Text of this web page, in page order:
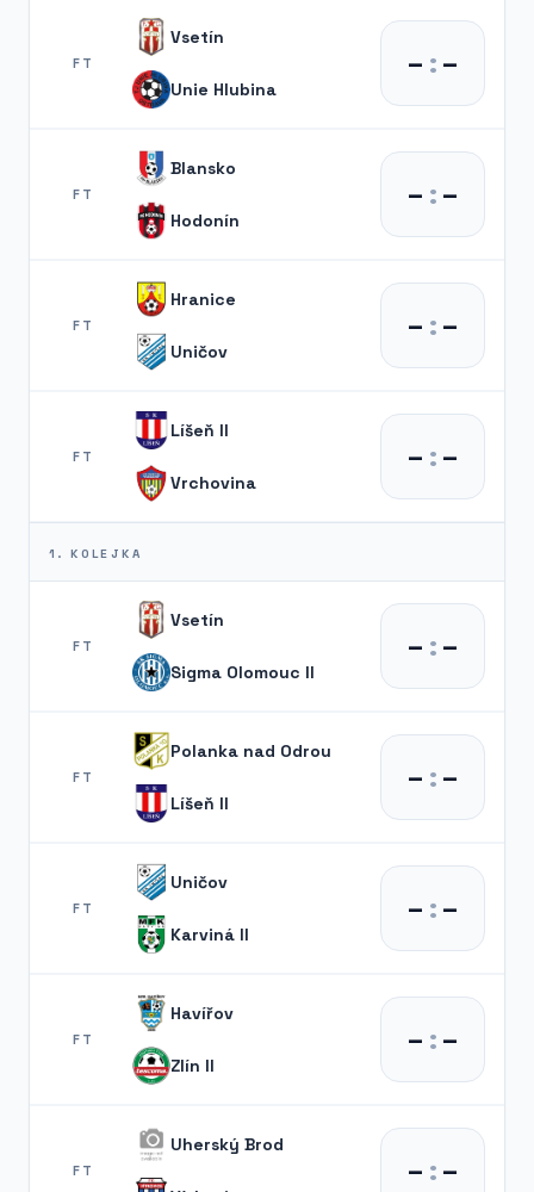
FT
Vsetín
Unie Hlubina
– :–
FT
Blansko
Hodonín
– :–
FT
Hranice
Uničov
– :–
FT
Líšeň II
Vrchovina
– :–
1. KOLEJKA
FT
Vsetín
Sigma Olomouc II
– :–
FT
Polanka nad Odrou
Líšeň II
– :–
FT
Uničov
Karviná II
– :–
FT
Havířov
Zlín II
– :–
FT
Uherský Brod
– :–